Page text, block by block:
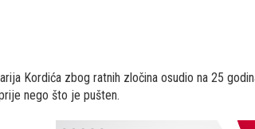
Kordića zbog ratnih zločina osudio na 25
nego što je pušten.